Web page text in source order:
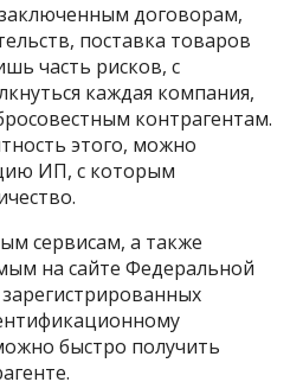
договорам,
поставка товаров
часть рисков, с
каждая компания,
контрагентам.
этого, можно
ИП, с которым
сервисам, а также
на сайте Федеральной
быстро получить